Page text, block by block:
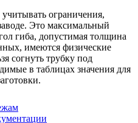
ограничения,
Это максимальный
гиба, допустимая толщина
имеются физические
согнуть трубку под
в таблицах значения для